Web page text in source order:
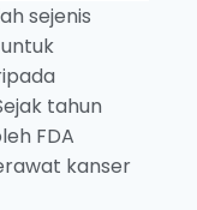
sejenis
tahun
FDA
kanser